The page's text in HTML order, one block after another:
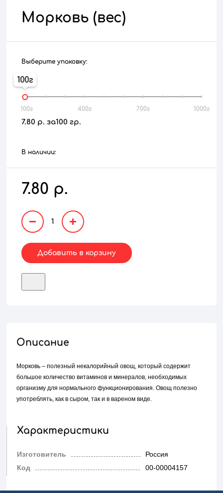
Морковь (вес)
Выберите упаковку:
7.80 р. за100 гр.
100
100 400 700 1000
В наличии:
7.80 р.
1
Добавить в корзину
Описание
Морковь – полезный некалорийный овощ, который содержит
большое количество витаминов и минералов, необходимых
организму для нормального функционирования. Овощ полезно
употреблять, как в сыром, так и в вареном виде.
Характеристики
Изготовитель
Россия
Код
00-00004157